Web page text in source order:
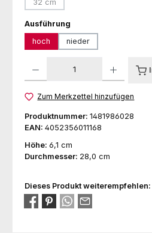
32 cm
(Diese Option ist zurzeit nicht
Ausführung
hoch
nieder
Zum Merkzettel hinzufügen
Produktnummer: 1481986028
EAN: 4052356011168
Höhe: 6,1 cm
Durchmesser: 28,0 cm
Dieses Produkt weiterempfehlen: